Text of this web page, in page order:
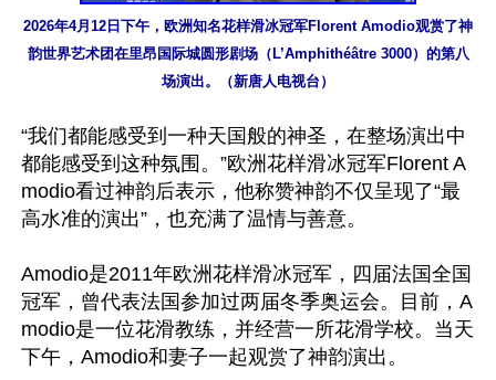
2026年4月12日下午，欧洲知名花样滑冰冠军Florent Amodio观赏了神
韵世界艺术团在里昂国际城圆形剧场（L’Amphithéâtre 3000）的第八
场演出。（新唐人电视台）
“我们都能感受到一种天国般的神圣，在整场演出中
都能感受到这种氛围。”欧洲花样滑冰冠军Florent A
modio看过神韵后表示，他称赞神韵不仅呈现了“最
高水准的演出”，也充满了温情与善意。
Amodio是2011年欧洲花样滑冰冠军，四届法国全国
冠军，曾代表法国参加过两届冬季奥运会。目前，A
modio是一位花滑教练，并经营一所花滑学校。当天
下午，Amodio和妻子一起观赏了神韵演出。